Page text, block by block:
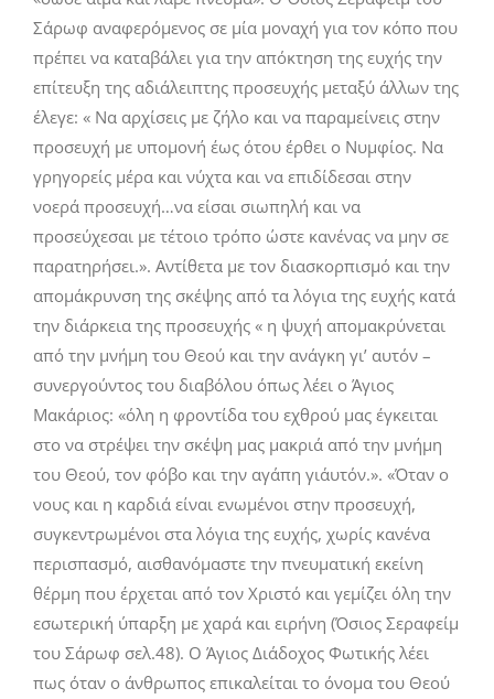
Σάρωφ αναφερόμενος σε μία μοναχή για τον κόπο που
πρέπει να καταβάλει για την απόκτηση της ευχής την
επίτευξη της αδιάλειπτης προσευχής μεταξύ άλλων της
έλεγε: « Να αρχίσεις με ζήλο και να παραμείνεις στην
προσευχή με υπομονή έως ότου έρθει ο Νυμφίος. Να
γρηγορείς μέρα και νύχτα και να επιδίδεσαι στην
νοερά προσευχή…να είσαι σιωπηλή και να
προσεύχεσαι με τέτοιο τρόπο ώστε κανένας να μην σε
παρατηρήσει.». Αντίθετα με τον διασκορπισμό και την
απομάκρυνση της σκέψης από τα λόγια της ευχής κατά
την διάρκεια της προσευχής « η ψυχή απομακρύνεται
από την μνήμη του Θεού και την ανάγκη γι’ αυτόν –
συνεργούντος του διαβόλου όπως λέει ο Άγιος
Μακάριος: «όλη η φροντίδα του εχθρού μας έγκειται
στο να στρέψει την σκέψη μας μακριά από την μνήμη
του Θεού, τον φόβο και την αγάπη γι΄αυτόν.». «Όταν ο
νους και η καρδιά είναι ενωμένοι στην προσευχή,
συγκεντρωμένοι στα λόγια της ευχής, χωρίς κανένα
περισπασμό, αισθανόμαστε την πνευματική εκείνη
θέρμη που έρχεται από τον Χριστό και γεμίζει όλη την
εσωτερική ύπαρξη με χαρά και ειρήνη (Όσιος Σεραφείμ
του Σάρωφ σελ.48). Ο Άγιος Διάδοχος Φωτικής λέει
πως όταν ο άνθρωπος επικαλείται το όνομα του Θεού